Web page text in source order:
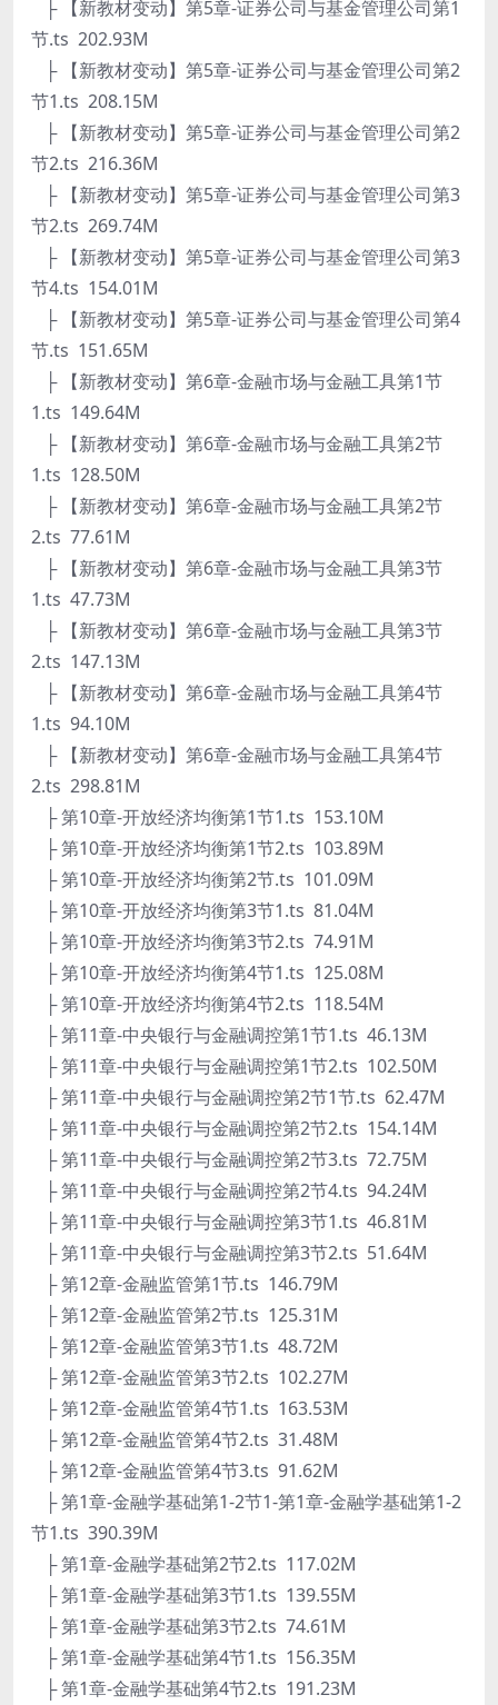
├ 【新教材变动】第5章-证券公司与基金管理公司第1
节.ts 202.93M
├ 【新教材变动】第5章-证券公司与基金管理公司第2
节1.ts 208.15M
├ 【新教材变动】第5章-证券公司与基金管理公司第2
节2.ts 216.36M
├ 【新教材变动】第5章-证券公司与基金管理公司第3
节2.ts 269.74M
├ 【新教材变动】第5章-证券公司与基金管理公司第3
节4.ts 154.01M
├ 【新教材变动】第5章-证券公司与基金管理公司第4
节.ts 151.65M
├ 【新教材变动】第6章-金融市场与金融工具第1节
1.ts 149.64M
├ 【新教材变动】第6章-金融市场与金融工具第2节
1.ts 128.50M
├ 【新教材变动】第6章-金融市场与金融工具第2节
2.ts 77.61M
├ 【新教材变动】第6章-金融市场与金融工具第3节
1.ts 47.73M
├ 【新教材变动】第6章-金融市场与金融工具第3节
2.ts 147.13M
├ 【新教材变动】第6章-金融市场与金融工具第4节
1.ts 94.10M
├ 【新教材变动】第6章-金融市场与金融工具第4节
2.ts 298.81M
├ 第10章-开放经济均衡第1节1.ts 153.10M
├ 第10章-开放经济均衡第1节2.ts 103.89M
├ 第10章-开放经济均衡第2节.ts 101.09M
├ 第10章-开放经济均衡第3节1.ts 81.04M
├ 第10章-开放经济均衡第3节2.ts 74.91M
├ 第10章-开放经济均衡第4节1.ts 125.08M
├ 第10章-开放经济均衡第4节2.ts 118.54M
├ 第11章-中央银行与金融调控第1节1.ts 46.13M
├ 第11章-中央银行与金融调控第1节2.ts 102.50M
├ 第11章-中央银行与金融调控第2节1节.ts 62.47M
├ 第11章-中央银行与金融调控第2节2.ts 154.14M
├ 第11章-中央银行与金融调控第2节3.ts 72.75M
├ 第11章-中央银行与金融调控第2节4.ts 94.24M
├ 第11章-中央银行与金融调控第3节1.ts 46.81M
├ 第11章-中央银行与金融调控第3节2.ts 51.64M
├ 第12章-金融监管第1节.ts 146.79M
├ 第12章-金融监管第2节.ts 125.31M
├ 第12章-金融监管第3节1.ts 48.72M
├ 第12章-金融监管第3节2.ts 102.27M
├ 第12章-金融监管第4节1.ts 163.53M
├ 第12章-金融监管第4节2.ts 31.48M
├ 第12章-金融监管第4节3.ts 91.62M
├ 第1章-金融学基础第1-2节1-第1章-金融学基础第1-2
节1.ts 390.39M
├ 第1章-金融学基础第2节2.ts 117.02M
├ 第1章-金融学基础第3节1.ts 139.55M
├ 第1章-金融学基础第3节2.ts 74.61M
├ 第1章-金融学基础第4节1.ts 156.35M
├ 第1章-金融学基础第4节2.ts 191.23M